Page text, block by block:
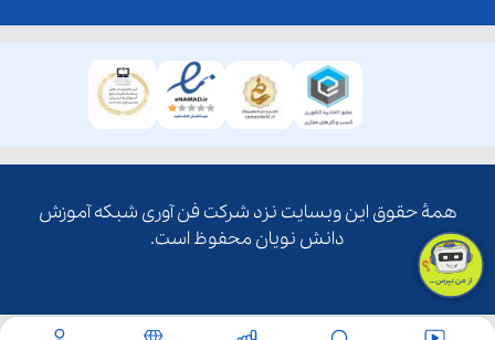
همۀ حقوق این وبسایت نزد شرکت فن آوری شبکه آموزش
دانش نویان محفوظ است.